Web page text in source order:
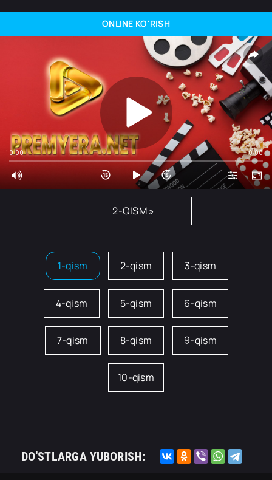
ONLINE KO'RISH
0:00 0:00
2-QISM »
1-qism 2-qism 3-qism
4-qism 5-qism 6-qism
7-qism 8-qism 9-qism
10-qism
DO'STLARGA YUBORISH: